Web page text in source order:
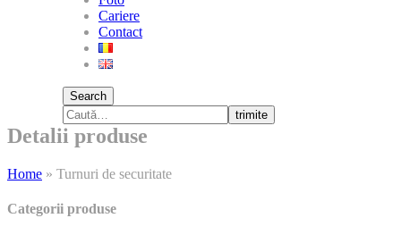
Cariere
Contact
Search
trimite
Detalii produse
Home » Turnuri de securitate
Categorii produse